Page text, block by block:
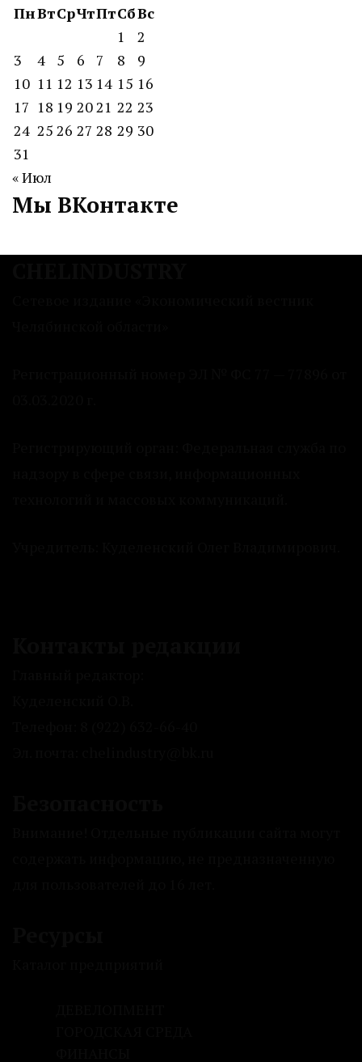
ПнВтСрЧтПтСбВс
1
2
3
4 5 6 7 8
9
10 11 12 13 14 15 16
17 18 19 2021 22 23
24 25 26 27 28 29 30
31
« Июл
Мы ВКонтакте